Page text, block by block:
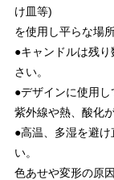
け皿等)
を使用し平らな場
●キャンドルは残
さい。
●デザインに使用
紫外線や熱、酸化
●高温、多湿を避
い。
色あせや変形の原